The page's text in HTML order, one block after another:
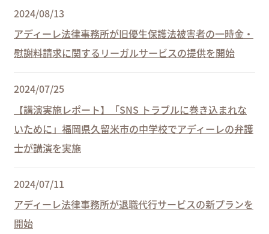
2024/08/13
アディーレ法律事務所が旧優生保護法被害者の一時金・
慰謝料請求に関するリーガルサービスの提供を開始
2024/07/25
【講演実施レポート】「SNS トラブルに巻き込まれな
いために」福岡県久留米市の中学校でアディーレの弁護
士が講演を実施
2024/07/11
アディーレ法律事務所が退職代行サービスの新プランを
開始